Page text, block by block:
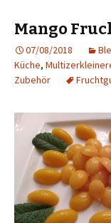
Mango
07/08/2018
Küche,
Zubehör